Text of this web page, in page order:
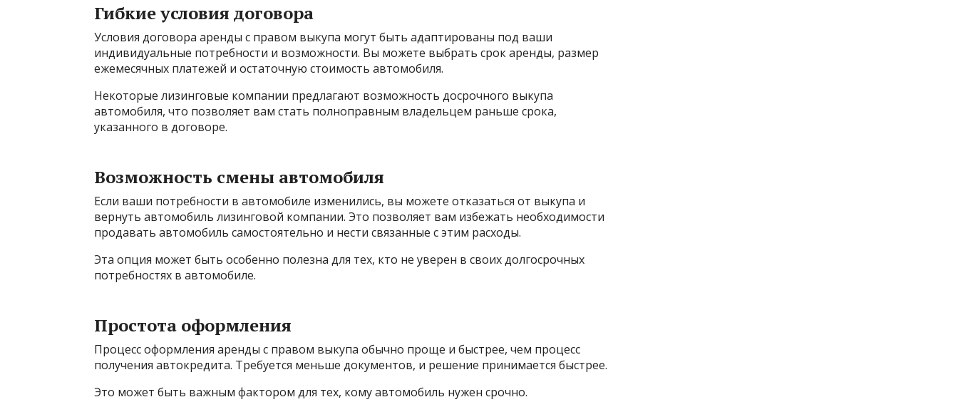
Гибкие условия договора
Условия договора аренды с правом выкупа могут быть адаптированы под ваши
индивидуальные потребности и возможности. Вы можете выбрать срок аренды, размер
ежемесячных платежей и остаточную стоимость автомобиля.
Некоторые лизинговые компании предлагают возможность досрочного выкупа
автомобиля, что позволяет вам стать полноправным владельцем раньше срока,
указанного в договоре.
Возможность смены автомобиля
Если ваши потребности в автомобиле изменились, вы можете отказаться от выкупа и
вернуть автомобиль лизинговой компании. Это позволяет вам избежать необходимости
продавать автомобиль самостоятельно и нести связанные с этим расходы.
Эта опция может быть особенно полезна для тех, кто не уверен в своих долгосрочных
потребностях в автомобиле.
Простота оформления
Процесс оформления аренды с правом выкупа обычно проще и быстрее, чем процесс
получения автокредита. Требуется меньше документов, и решение принимается быстрее.
Это может быть важным фактором для тех, кому автомобиль нужен срочно.